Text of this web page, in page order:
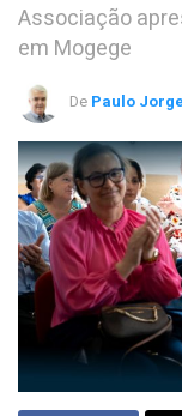
Associação
em Mogege
De Paulo